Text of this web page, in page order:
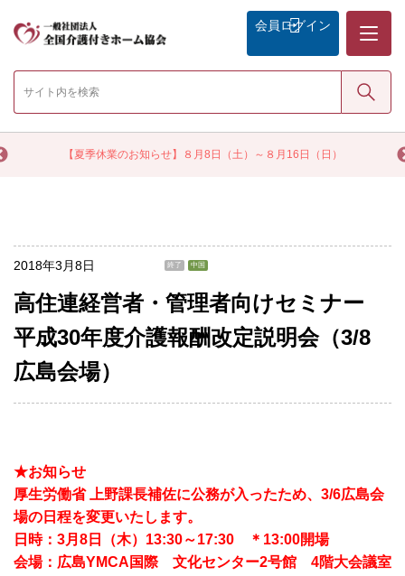
【夏季休業のお知らせ】８月8日（土）～８月16日（日）
会員 ログイン
検索
2018年3月8日 終了 中国
高住連経営者・管理者向けセミナー
平成30年度介護報酬改定説明会（3/8
広島会場）
★お知らせ
厚生労働省 上野課長補佐に公務が入ったため、3/6広島会
場の日程を変更いたします。
日時：3月8日（木）13:30～17:30 ＊13:00開場
会場：広島YMCA国際 文化センター2号館 4階大会議室